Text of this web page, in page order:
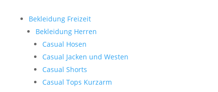
Bekleidung Freizeit
Bekleidung Herren
Casual Hosen
Casual Jacken und Westen
Casual Shorts
Casual Tops Kurzarm